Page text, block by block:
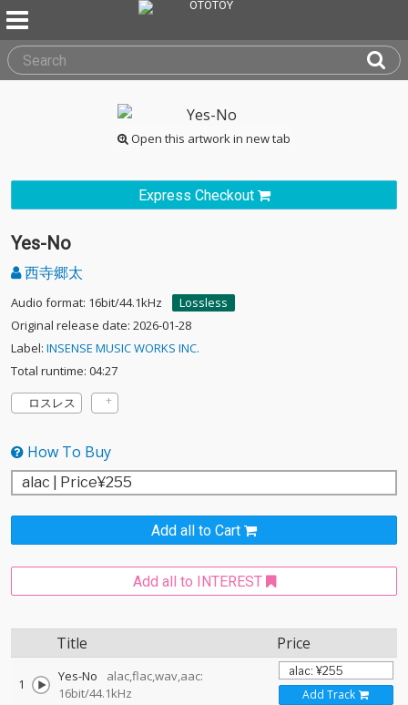
Open this artwork in new tab
Express Checkout
Yes-No
西寺郷太
Audio format: 16bit/44.1kHz
Lossless
Original release date: 2026-01-28
Label: INSENSE MUSIC WORKS INC.
Total runtime: 04:27
ロスレス
How To Buy
Add all to Cart
Add all to INTEREST
Title Price
1 Yes-No
alac,flac,wav,aac:
16bit/44.1kHz
Add Track